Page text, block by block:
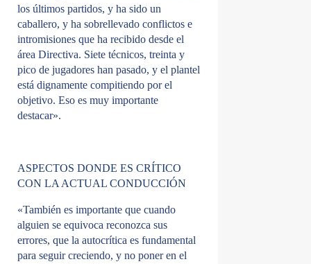
los últimos partidos, y ha sido un
caballero, y ha sobrellevado conflictos e
intromisiones que ha recibido desde el
área Directiva. Siete técnicos, treinta y
pico de jugadores han pasado, y el plantel
está dignamente compitiendo por el
objetivo. Eso es muy importante
destacar».
ASPECTOS DONDE ES CRÍTICO
CON LA ACTUAL CONDUCCIÓN
«También es importante que cuando
alguien se equivoca reconozca sus
errores, que la autocrítica es fundamental
para seguir creciendo, y no poner en el